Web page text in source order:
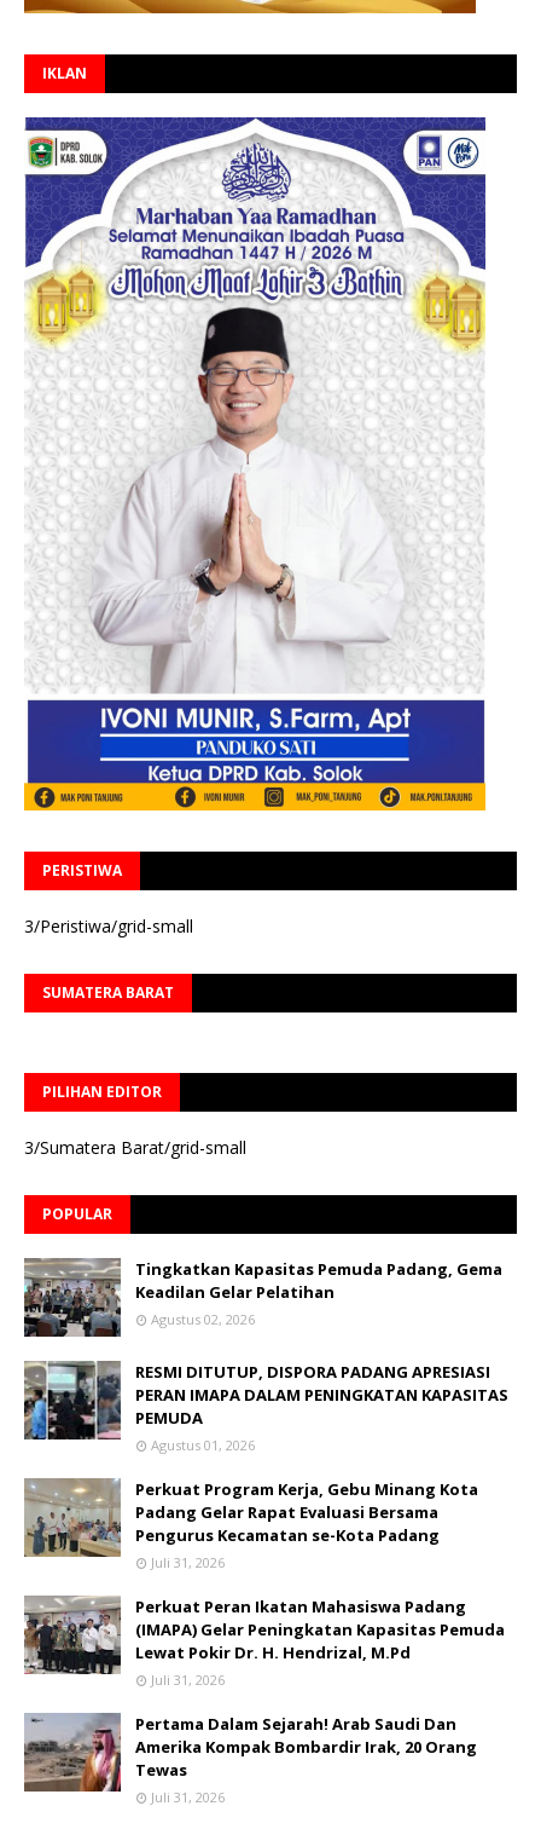
IKLAN
PERISTIWA
3/Peristiwa/grid-small
SUMATERA BARAT
PILIHAN EDITOR
3/Sumatera Barat/grid-small
POPULAR
Tingkatkan Kapasitas Pemuda Padang, Gema
Keadilan Gelar Pelatihan
Agustus 02, 2026
RESMI DITUTUP, DISPORA PADANG APRESIASI
PERAN IMAPA DALAM PENINGKATAN KAPASITAS
PEMUDA
Agustus 01, 2026
Perkuat Program Kerja, Gebu Minang Kota
Padang Gelar Rapat Evaluasi Bersama
Pengurus Kecamatan se-Kota Padang
Juli 31, 2026
Perkuat Peran Ikatan Mahasiswa Padang
(IMAPA) Gelar Peningkatan Kapasitas Pemuda
Lewat Pokir Dr. H. Hendrizal, M.Pd
Juli 31, 2026
Pertama Dalam Sejarah! Arab Saudi Dan
Amerika Kompak Bombardir Irak, 20 Orang
Tewas
Juli 31, 2026